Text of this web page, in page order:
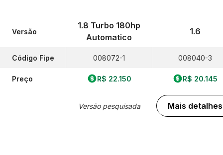
Versão
Código Fipe
Preço
1.8 Turbo 180hp
Automatico
008072-1
R$ 22.150
Versão pesquisada
1.6
008040-3
R$ 20.145
Mais detalhes